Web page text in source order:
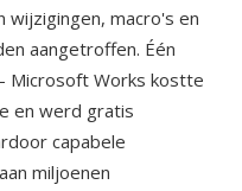
wijzigingen, macro's en
aangetroffen. Één
Microsoft Works kostte
en werd gratis
capabele
miljoenen